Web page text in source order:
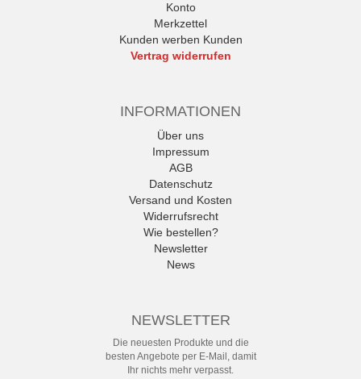
Konto
Merkzettel
Kunden werben Kunden
Vertrag widerrufen
INFORMATIONEN
Über uns
Impressum
AGB
Datenschutz
Versand und Kosten
Widerrufsrecht
Wie bestellen?
Newsletter
News
NEWSLETTER
Die neuesten Produkte und die
besten Angebote per E-Mail, damit
Ihr nichts mehr verpasst.